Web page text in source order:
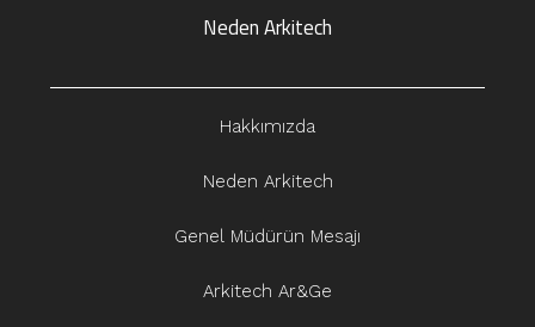
Neden Arkitech
Hakkımızda
Neden Arkitech
Genel Müdürün Mesajı
Arkitech Ar&Ge